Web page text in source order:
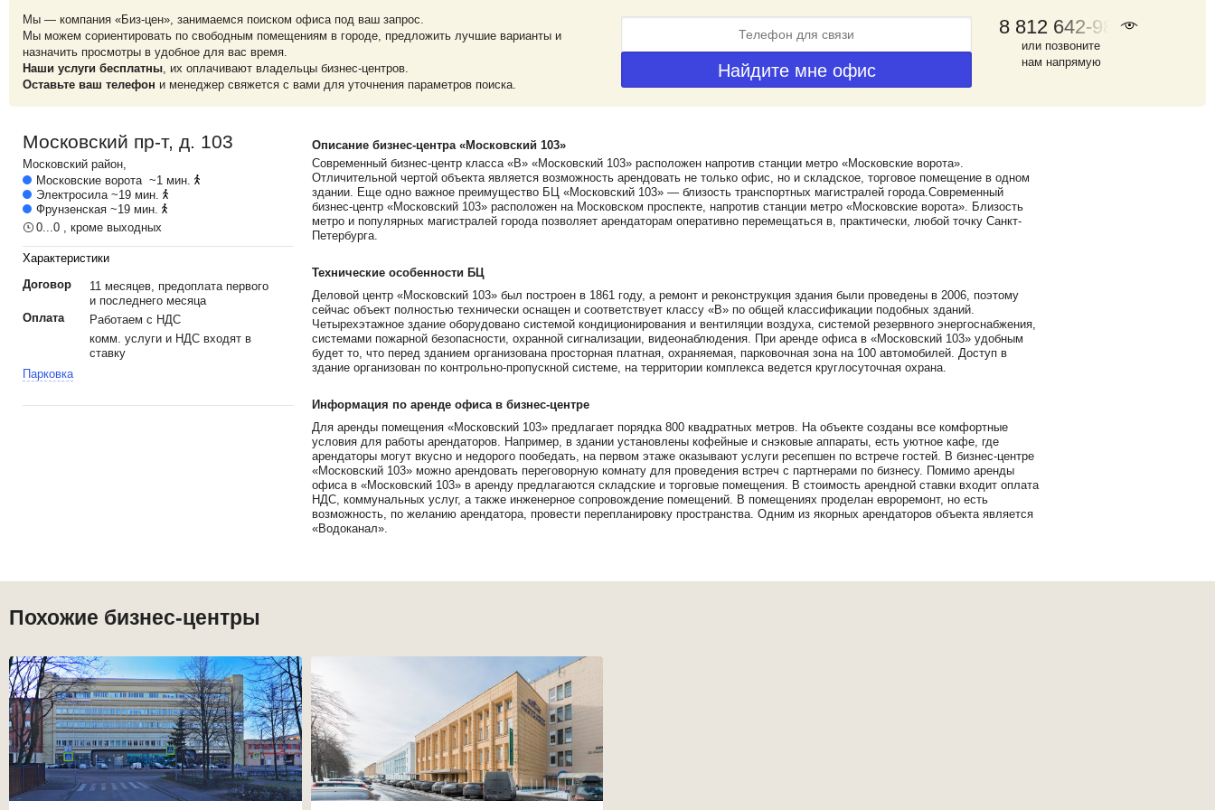
Мы — компания «Биз-цен», занимаемся поиском офиса под ваш запрос.
Мы можем сориентировать по свободным помещениям в городе, предложить лучшие варианты и
назначить просмотры в удобное для вас время.
Наши услуги бесплатны, их оплачивают владельцы бизнес-центров.
Оставьте ваш телефон и менеджер свяжется с вами для уточнения параметров поиска.
8 812 642-98-46
или позвоните
нам напрямую
Московский пр-т, д. 103
Московский район,
Московские ворота~1 мин.
Электросила~19 мин.
Фрунзенская ~19 мин.
0...0 , кроме выходных
Характеристики
Договор
11 месяцев, предоплата первого
и последнего месяца
Оплата
Работаем с НДС
комм. услуги и НДС входят в
ставку
Парковка
Описание бизнес-центра «Московский 103»
Современный бизнес-центр класса «В» «Московский 103» расположен напротив станции метро «Московские ворота».
Отличительной чертой объекта является возможность арендовать не только офис, но и складское, торговое помещение в одном
здании. Еще одно важное преимущество БЦ «Московский 103» — близость транспортных магистралей города.Современный
бизнес-центр «Московский 103» расположен на Московском проспекте, напротив станции метро «Московские ворота». Близость
метро и популярных магистралей города позволяет арендаторам оперативно перемещаться в, практически, любой точку Санкт-
Петербурга.
Технические особенности БЦ
Деловой центр «Московский 103» был построен в 1861 году, а ремонт и реконструкция здания были проведены в 2006, поэтому
сейчас объект полностью технически оснащен и соответствует классу «В» по общей классификации подобных зданий.
Четырехэтажное здание оборудовано системой кондиционирования и вентиляции воздуха, системой резервного энергоснабжения,
системами пожарной безопасности, охранной сигнализации, видеонаблюдения. При аренде офиса в «Московский 103» удобным
будет то, что перед зданием организована просторная платная, охраняемая, парковочная зона на 100 автомобилей. Доступ в
здание организован по контрольно-пропускной системе, на территории комплекса ведется круглосуточная охрана.
Информация по аренде офиса в бизнес-центре
Для аренды помещения «Московский 103» предлагает порядка 800 квадратных метров. На объекте созданы все комфортные
условия для работы арендаторов. Например, в здании установлены кофейные и снэковые аппараты, есть уютное кафе, где
арендаторы могут вкусно и недорого пообедать, на первом этаже оказывают услуги ресепшен по встрече гостей. В бизнес-центре
«Московский 103» можно арендовать переговорную комнату для проведения встреч с партнерами по бизнесу. Помимо аренды
офиса в «Московский 103» в аренду предлагаются складские и торговые помещения. В стоимость арендной ставки входит оплата
НДС, коммунальных услуг, а также инженерное сопровождение помещений. В помещениях проделан евроремонт, но есть
возможность, по желанию арендатора, провести перепланировку пространства. Одним из якорных арендаторов объекта является
«Водоканал».
Похожие бизнес-центры